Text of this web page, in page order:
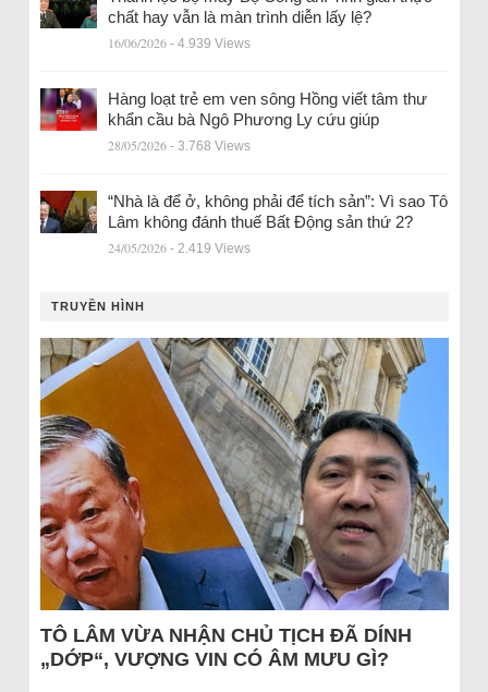
chất hay vẫn là màn trình diễn lấy lệ?
16/06/2026 - 4.939 Views
Hàng loạt trẻ em ven sông Hồng viết tâm thư
khẩn cầu bà Ngô Phương Ly cứu giúp
28/05/2026 - 3.768 Views
“Nhà là để ở, không phải để tích sản”: Vì sao Tô
Lâm không đánh thuế Bất Động sản thứ 2?
24/05/2026 - 2.419 Views
TRUYỀN HÌNH
TÔ LÂM VỪA NHẬN CHỦ TỊCH ĐÃ DÍNH
„DỚP“, VƯỢNG VIN CÓ ÂM MƯU GÌ?